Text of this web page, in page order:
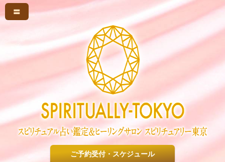
〓
ご予約受付・スケジュール